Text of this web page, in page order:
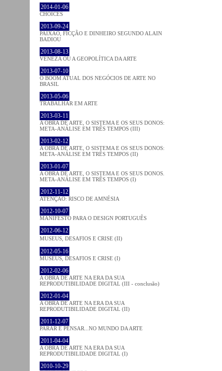
2014-01-06
CHOICES
2013-09-24
PAIXÃO, FICÇÃO E DINHEIRO SEGUNDO ALAIN
BADIOU
2013-08-13
VENEZA OU A GEOPOLÍTICA DA ARTE
2013-07-10
O BOOM ATUAL DOS NEGÓCIOS DE ARTE NO
BRASIL
2013-05-06
TRABALHAR EM ARTE
2013-03-11
A OBRA DE ARTE, O SISTEMA E OS SEUS DONOS:
META-ANÁLISE EM TRÊS TEMPOS (III)
2013-02-12
A OBRA DE ARTE, O SISTEMA E OS SEUS DONOS:
META-ANÁLISE EM TRÊS TEMPOS (II)
2013-01-07
A OBRA DE ARTE, O SISTEMA E OS SEUS DONOS.
META-ANÁLISE EM TRÊS TEMPOS (I)
2012-11-12
ATENÇÃO: RISCO DE AMNÉSIA
2012-10-07
MANIFESTO PARA O DESIGN PORTUGUÊS
2012-06-12
MUSEUS, DESAFIOS E CRISE (II)
2012-05-16
MUSEUS, DESAFIOS E CRISE (I)
2012-02-06
A OBRA DE ARTE NA ERA DA SUA
REPRODUTIBILIDADE DIGITAL (III - conclusão)
2012-01-04
A OBRA DE ARTE NA ERA DA SUA
REPRODUTIBILIDADE DIGITAL (II)
2011-12-07
PARAR E PENSAR...NO MUNDO DA ARTE
2011-04-04
A OBRA DE ARTE NA ERA DA SUA
REPRODUTIBILIDADE DIGITAL (I)
2010-10-29